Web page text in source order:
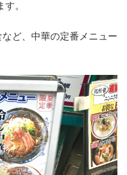
。
ど、中華の定番メニュー